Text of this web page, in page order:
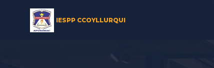
IESPP CCOYLLURQUI